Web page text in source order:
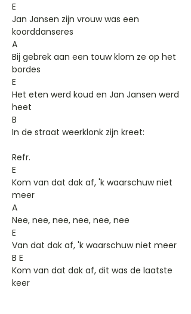
E
Jan Jansen zijn vrouw was een
koorddanseres
A
Bij gebrek aan een touw klom ze op het
bordes
E
Het eten werd koud en Jan Jansen werd
heet
B
In de straat weerklonk zijn kreet:
Refr.
E
Kom van dat dak af, 'k waarschuw niet
meer
A
Nee, nee, nee, nee, nee, nee
E
Van dat dak af, 'k waarschuw niet meer
B E
Kom van dat dak af, dit was de laatste
keer